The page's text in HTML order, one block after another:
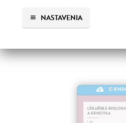
NASTAVENIA
10,00 €
E-